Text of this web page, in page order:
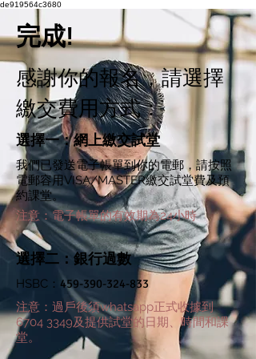
de919564c3680
​完成!
感謝你的報名，請選擇
繳交費用方式：
選擇一：網上繳交試堂
我們已發送電子帳單到你的電郵，請按照
電郵容用VISA/MASTER繳交試堂費及預
約課堂。
​注意：電子帳單的有效期為24小時
選擇二：銀行過數
HSBC： 459-390-324-833
​注意：過戶後須whatsapp正式收據到
6704 3349及提供試堂的日期、時間和課
堂。